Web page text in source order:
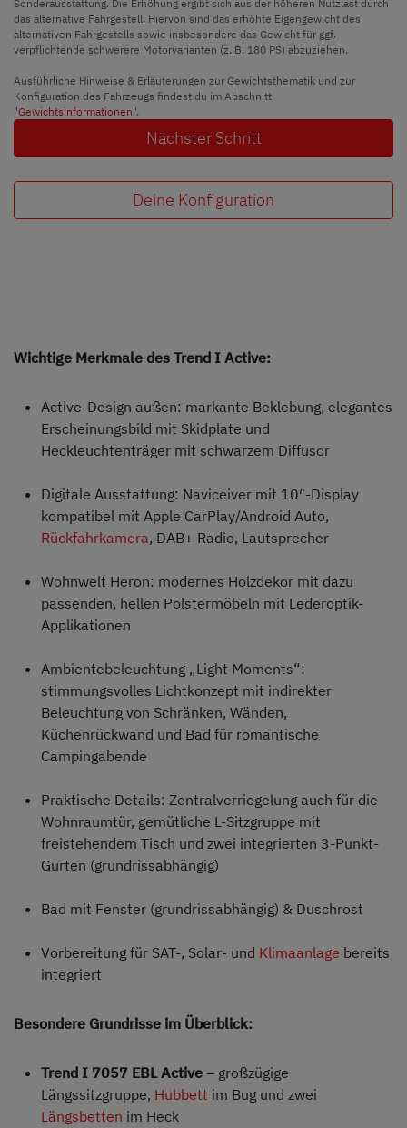
Sonderausstattung. Die Erhöhung ergibt sich aus der höheren Nutzlast durch
das alternative Fahrgestell. Hiervon sind das erhöhte Eigengewicht des
alternativen Fahrgestells sowie insbesondere das Gewicht für ggf.
verpflichtende schwerere Motorvarianten (z. B. 180 PS) abzuziehen.
Ausführliche Hinweise & Erläuterungen zur Gewichtsthematik und zur
Konfiguration des Fahrzeugs findest du im Abschnitt
"Gewichtsinformationen".
Nächster Schritt
Deine Konfiguration
Wichtige Merkmale des Trend I Active:
Active-Design außen: markante Beklebung, elegantes
Erscheinungsbild mit Skidplate und
Heckleuchtenträger mit schwarzem Diffusor
Digitale Ausstattung: Naviceiver mit 10″-Display
kompatibel mit Apple CarPlay/Android Auto,
Rückfahrkamera, DAB+ Radio, Lautsprecher
Wohnwelt Heron: modernes Holzdekor mit dazu
passenden, hellen Polstermöbeln mit Lederoptik-
Applikationen
Ambientebeleuchtung „Light Moments“:
stimmungsvolles Lichtkonzept mit indirekter
Beleuchtung von Schränken, Wänden,
Küchenrückwand und Bad für romantische
Campingabende
Praktische Details: Zentralverriegelung auch für die
Wohnraumtür, gemütliche L-Sitzgruppe mit
freistehendem Tisch und zwei integrierten 3-Punkt-
Gurten (grundrissabhängig)
Bad mit Fenster (grundrissabhängig) & Duschrost
Vorbereitung für SAT-, Solar- und Klimaanlage bereits
integriert
Besondere Grundrisse im Überblick:
Trend I 7057 EBL Active – großzügige
Längssitzgruppe, Hubbett im Bug und zwei
Längsbetten im Heck